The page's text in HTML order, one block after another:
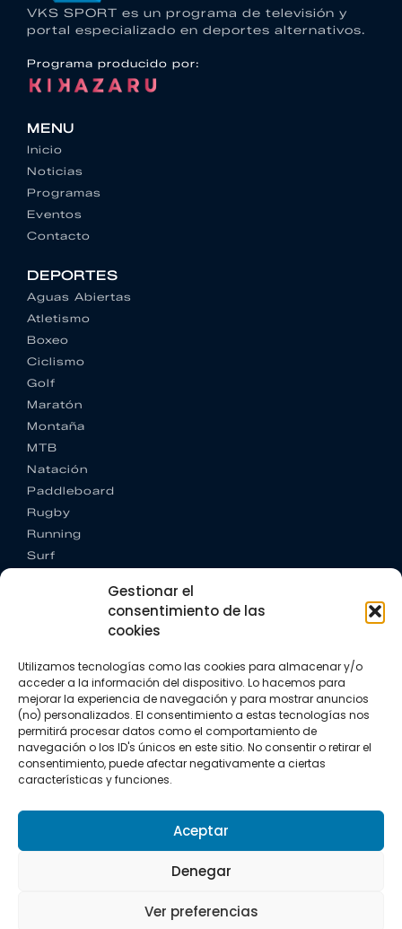
Gestionar el
consentimiento de las
cookies
Utilizamos tecnologías como las cookies para almacenar y/o
acceder a la información del dispositivo. Lo hacemos para
mejorar la experiencia de navegación y para mostrar anuncios
(no) personalizados. El consentimiento a estas tecnologías nos
permitirá procesar datos como el comportamiento de
navegación o los ID's únicos en este sitio. No consentir o retirar el
consentimiento, puede afectar negativamente a ciertas
características y funciones.
Aceptar
Denegar
Ver preferencias
VKS SPORT es un programa de televisión y
portal especializado en deportes alternativos.
Programa producido por:
MENU
Inicio
Noticias
Programas
Eventos
Contacto
DEPORTES
Aguas Abiertas
Atletismo
Boxeo
Ciclismo
Golf
Maratón
Montaña
MTB
Natación
Paddleboard
Rugby
Running
Surf
CONTACTO
+34 662 342 177
info@vkssport.com
SÍGUENOS
Política de privacidad
Política de cookies
Todos los derechos resevados.